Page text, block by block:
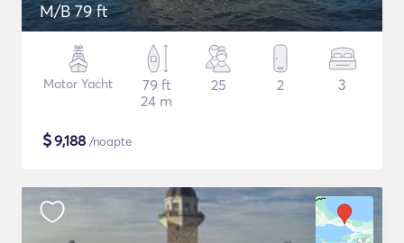
M/B 79 ft
Motor Yacht
79 ft
24 m
25 2 3
$9,188 /noapte